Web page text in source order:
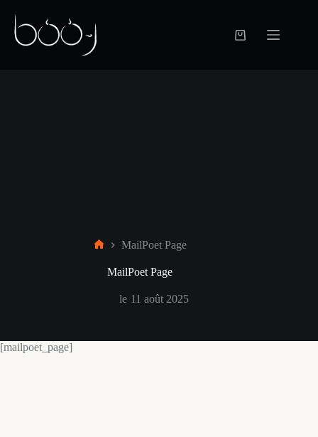
contenu
Panier
MailPoet Page
MailPoet Page
le 11 août 2025
[mailpoet_page]